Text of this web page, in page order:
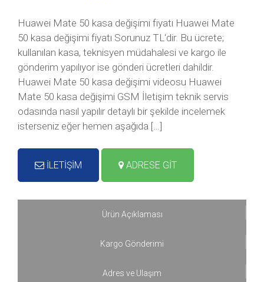
Huawei Mate 50 kasa değişimi fiyatı Huawei Mate
50 kasa değişimi fiyatı Sorunuz TL‘dir. Bu ücrete;
kullanılan kasa, teknisyen müdahalesi ve kargo ile
gönderim yapılıyor ise gönderi ücretleri dahildir.
Huawei Mate 50 kasa değişimi videosu Huawei
Mate 50 kasa değişimi GSM İletişim teknik servis
odasında nasıl yapılır detaylı bir şekilde incelemek
isterseniz eğer hemen aşağıda […]
İLETİŞİM ADRESE GİT
Ürün Açıklaması
Kargo Gönderimi
Adres ve Ulaşım